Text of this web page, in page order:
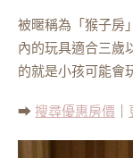
被暱稱為「猴子房
內的玩具適合三歲
的就是小孩可能會
➡ 搜尋優惠房價